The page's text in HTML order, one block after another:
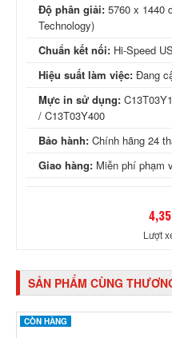
Độ phân giải: 5760 x 1440
Technology)
Chuẩn kết nối: Hi-Speed
Hiệu suất làm việc: Đang
Mực in sử dụng:
/ C13T03Y400
Bảo hành: Chính hãng 24
Giao hàng: Miễn phí phạm
Lượt
SẢN PHẨM CÙNG
CÒN HÀNG